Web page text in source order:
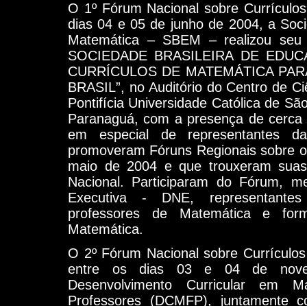
O 1º Fórum Nacional sobre
dias 04 e 05 de junho de 2004, a
Matemática – SBEM – realizou
SOCIEDADE BRASILEIRA DE
CURRÍCULOS DE MATEMÁTICA
BRASIL”, no Auditório do Centro de
Pontifícia Universidade Católica de
Paranaguá, com a presença de
em especial de representantes
promoveram Fóruns Regionais sobre
maio de 2004 e que trouxeram
Nacional. Participaram do Fórum,
Executiva - DNE,
professores de Matemática e
Matemática.
O 2º Fórum Nacional sobre
entre os dias 03 e 04 de
Desenvolvimento Curricular em
Professores (DCMFP), juntamente